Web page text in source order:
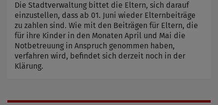
Die Stadtverwaltung bittet die Eltern, sich darauf
einzustellen, dass ab 01. Juni wieder Elternbeiträge
zu zahlen sind. Wie mit den Beiträgen für Eltern, die
für ihre Kinder in den Monaten April und Mai die
Notbetreuung in Anspruch genommen haben,
verfahren wird, befindet sich derzeit noch in der
Klärung.